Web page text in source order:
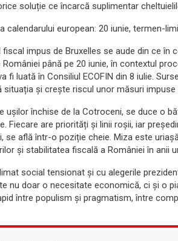
soluție ce încarcă suplimentar
calendarului european: 20 iunie, termen-
impus de Bruxelles se aude din ce în
României până pe 20 iunie, în contextul
fi luată în Consiliul ECOFIN din 8 iulie.
situația și crește riscul unor măsuri impuse
ușilor închise de la Cotroceni, se duce o
Fiecare are priorități și linii roșii, iar
se află într-o poziție cheie. Miza este
și stabilitatea fiscală a României în anii
social tensionat și cu alegerile
nu doar o necesitate economică, ci și o
între populism și pragmatism, între